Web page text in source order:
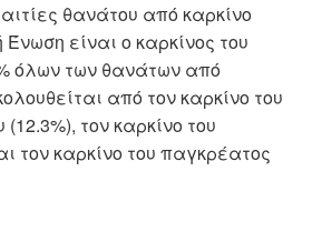
θανάτου από καρκίνο
είναι ο καρκίνος του
όλων των θανάτων από
από τον καρκίνο του
τον καρκίνο του
τον καρκίνο του παγκρέατος